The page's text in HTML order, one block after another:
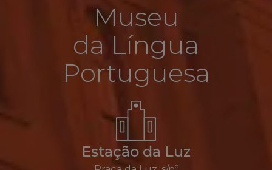
Museu
da Língua
Portuguesa
Estação da Luz